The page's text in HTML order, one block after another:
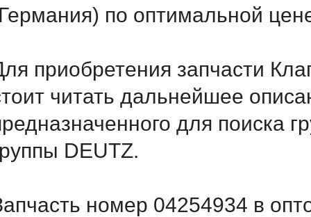
по оптимальной
приобретения запчасти
читать дальнейшее
для поиска
DEUTZ.
номер 04254934 в